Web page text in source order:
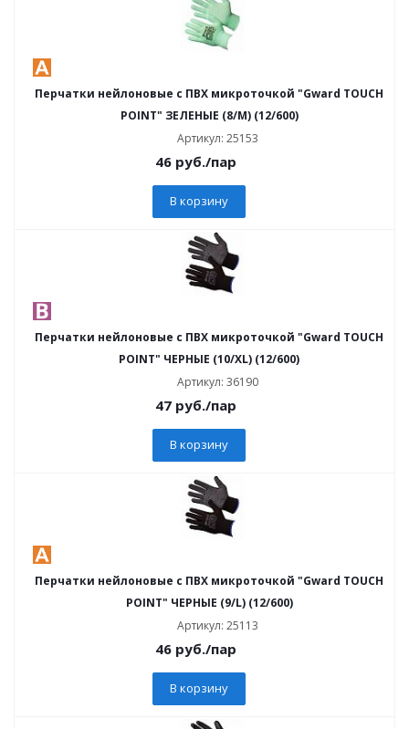
Перчатки нейлоновые с ПВХ микроточкой "Gward TOUCH
POINT" ЗЕЛЕНЫЕ (8/M) (12/600)
Артикул: 25153
46руб./пар
В корзину
Перчатки нейлоновые с ПВХ микроточкой "Gward TOUCH
POINT" ЧЕРНЫЕ (10/XL) (12/600)
Артикул: 36190
47руб./пар
В корзину
Перчатки нейлоновые с ПВХ микроточкой "Gward TOUCH
POINT" ЧЕРНЫЕ (9/L) (12/600)
Артикул: 25113
46руб./пар
В корзину